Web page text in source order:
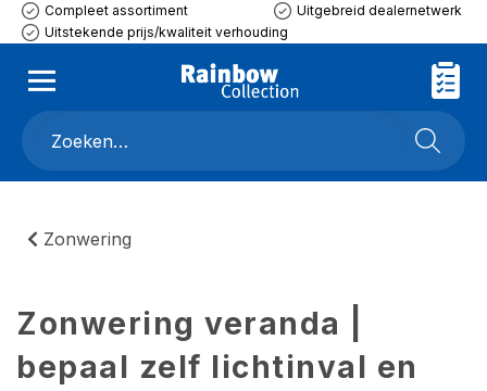
Compleet assortiment
Uitgebreid dealernetwerk
Uitstekende prijs/kwaliteit verhouding
Zonwering
Zonwering veranda |
bepaal zelf lichtinval en